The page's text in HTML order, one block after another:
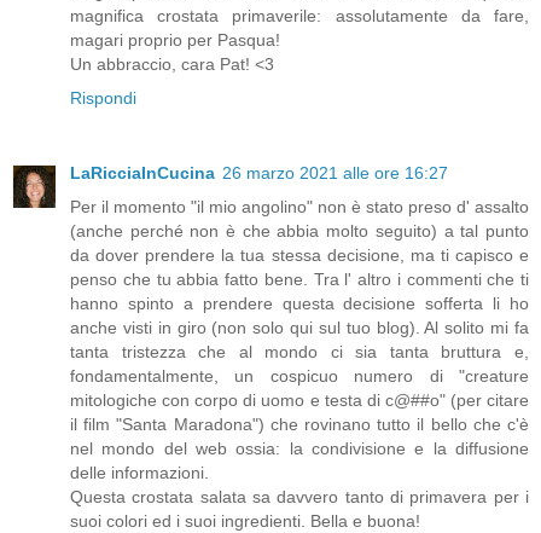
magnifica crostata primaverile: assolutamente da fare,
magari proprio per Pasqua!
Un abbraccio, cara Pat! <3
Rispondi
LaRicciaInCucina 26 marzo 2021 alle ore 16:27
Per il momento "il mio angolino" non è stato preso d' assalto
(anche perché non è che abbia molto seguito) a tal punto
da dover prendere la tua stessa decisione, ma ti capisco e
penso che tu abbia fatto bene. Tra l' altro i commenti che ti
hanno spinto a prendere questa decisione sofferta li ho
anche visti in giro (non solo qui sul tuo blog). Al solito mi fa
tanta tristezza che al mondo ci sia tanta bruttura e,
fondamentalmente, un cospicuo numero di "creature
mitologiche con corpo di uomo e testa di c@##o" (per citare
il film "Santa Maradona") che rovinano tutto il bello che c'è
nel mondo del web ossia: la condivisione e la diffusione
delle informazioni.
Questa crostata salata sa davvero tanto di primavera per i
suoi colori ed i suoi ingredienti. Bella e buona!